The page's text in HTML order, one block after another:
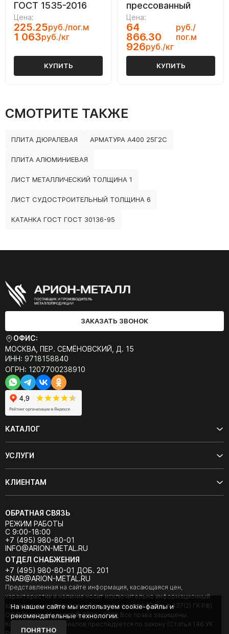
ГОСТ 1535-2016
Цена:
225.25руб./пог.м
1 063руб./кг
КУПИТЬ
прессованный
Цена:
64
866.30
руб./
пог.м
926руб./кг
КУПИТЬ
СМОТРИТЕ ТАКЖЕ
ПЛИТА ДЮРАЛЕВАЯ АРМАТУРА А400 25Г2С
ПЛИТА АЛЮМИНИЕВАЯ
ЛИСТ МЕТАЛЛИЧЕСКИЙ ТОЛЩИНА 1
ЛИСТ СУДОСТРОИТЕЛЬНЫЙ ТОЛЩИНА 6
КАТАНКА ГОСТ ГОСТ 30136-95
ЗАКАЗАТЬ ЗВОНОК
ОФИС:
МОСКВА, ПЕР. СЕМЁНОВСКИЙ, Д. 15
ИНН: 9718158840
ОГРН: 1207700238910
КАТАЛОГ
УСЛУГИ
КЛИЕНТАМ
ОБРАТНАЯ СВЯЗЬ
РЕЖИМ РАБОТЫ
С 9:00-18:00
+7 (495) 980-80-01
INFO@ARION-METAL.RU
ОТДЕЛ СНАБЖЕНИЯ
+7 (495) 980-80-01 ДОБ. 201
SNAB@ARION-METAL.RU
Представленная на сайте информация, касающаяся цен,
характеристик и наличия носит исключительно информационный
характер и не является публичной офертой (Статья 437(2) ГК РФ).
ООО "Арион-Металл" © 2020 - 2026 Все права защищены.
Копирование материалов преследуется по закону (Статья 146 УК
На нашем сайте мы используем cookie-файлы и
рекомендательные технологии.
ПОНЯТНО